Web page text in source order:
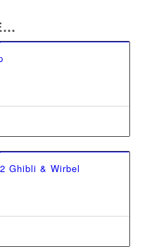
Ghibli & Wirbel